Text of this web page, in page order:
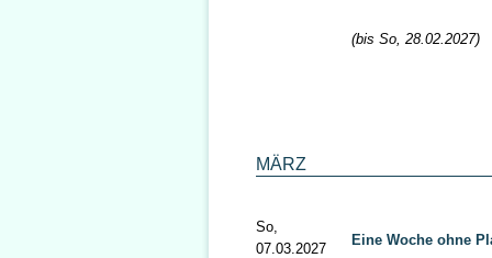
(bis So, 28.02.2027)
MÄRZ
So,
07.03.2027
Eine Woche ohne